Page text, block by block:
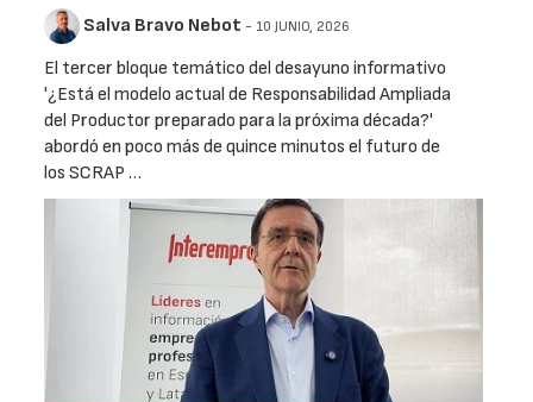
Salva Bravo Nebot - 10 JUNIO, 2026
El tercer bloque temático del desayuno informativo
'¿Está el modelo actual de Responsabilidad Ampliada
del Productor preparado para la próxima década?'
abordó en poco más de quince minutos el futuro de
los SCRAP …